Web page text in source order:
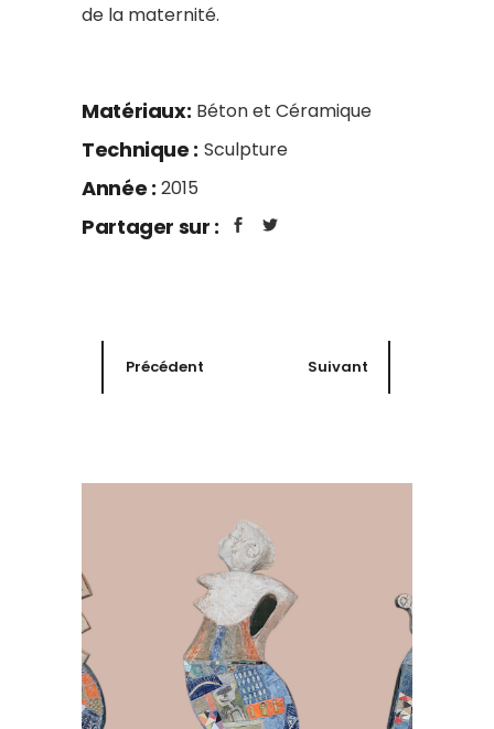
de la maternité.
Matériaux: Béton et Céramique
Technique : Sculpture
Année : 2015
Partager sur :
Précédent Suivant